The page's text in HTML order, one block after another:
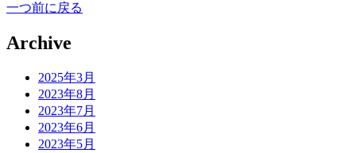
一つ前に戻る
Archive
2025年3月
2023年8月
2023年7月
2023年6月
2023年5月